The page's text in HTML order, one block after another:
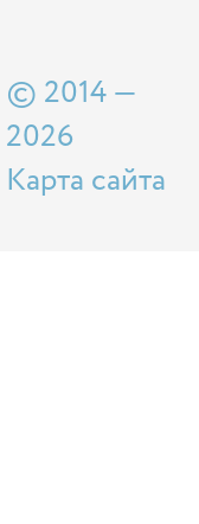
© 2014 —
2026
Карта сайта